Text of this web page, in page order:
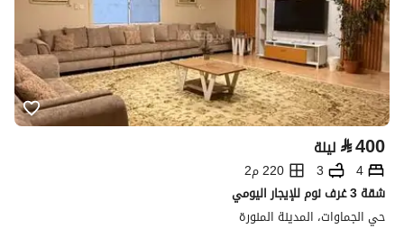
⃁400 ليلة
4
3
220 م2
شقة 3 غرف نوم للإيجار اليومي
حي الجماوات، المدينة المنورة